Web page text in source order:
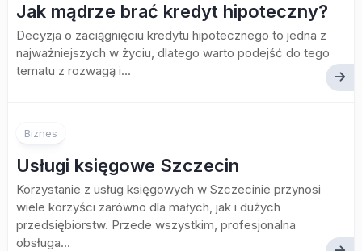
Jak mądrze brać kredyt hipoteczny?
Decyzja o zaciągnięciu kredytu hipotecznego to jedna z
najważniejszych w życiu, dlatego warto podejść do tego
tematu z rozwagą i...
Biznes
Usługi księgowe Szczecin
Korzystanie z usług księgowych w Szczecinie przynosi
wiele korzyści zarówno dla małych, jak i dużych
przedsiębiorstw. Przede wszystkim, profesjonalna
obsługa...